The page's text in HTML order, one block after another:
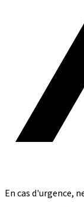
En cas d'urgence,